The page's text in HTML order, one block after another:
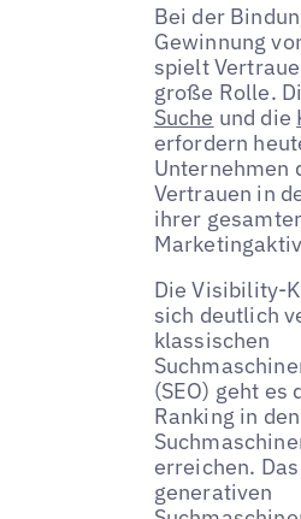
Bei der
Gewinnung
spielt
große Rolle.
Suche und die
erfordern
Unternehmen
Vertrauen in
ihrer
Die Visibility-
sich deutlich
klassischen
(SEO) geht es
Ranking in den
erreichen.
generativen